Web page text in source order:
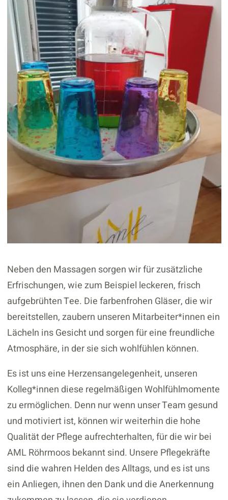
Neben den Massagen sorgen wir für zusätzliche
Erfrischungen, wie zum Beispiel leckeren, frisch
aufgebrühten Tee. Die farbenfrohen Gläser, die wir
bereitstellen, zaubern unseren Mitarbeiter*innen ein
Lächeln ins Gesicht und sorgen für eine freundliche
Atmosphäre, in der sie sich wohlfühlen können.
Es ist uns eine Herzensangelegenheit, unseren
Kolleg*innen diese regelmäßigen Wohlfühlmomente
zu ermöglichen. Denn nur wenn unser Team gesund
und motiviert ist, können wir weiterhin die hohe
Qualität der Pflege aufrechterhalten, für die wir bei
AML Röhrmoos bekannt sind. Unsere Pflegekräfte
sind die wahren Helden des Alltags, und es ist uns
ein Anliegen, ihnen den Dank und die Anerkennung